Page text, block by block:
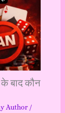
बाद कौन
Author /